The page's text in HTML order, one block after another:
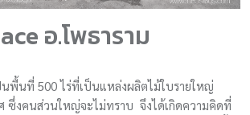
อ.โพธาราม
พื้นที่ 500 ไร่ที่เป็นแหล่งผลิตไม้ใบรายใหญ่
ซึ่งคนส่วนใหญ่จะไม่ทราบ จึงได้เกิดความคิดที่